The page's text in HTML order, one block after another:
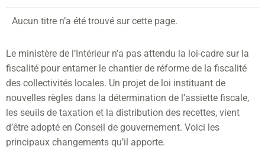
Aucun titre n’a été trouvé sur cette page.
Le ministère de l’Intérieur n’a pas attendu la loi-cadre sur la
fiscalité pour entamer le chantier de réforme de la fiscalité
des collectivités locales. Un projet de loi instituant de
nouvelles règles dans la détermination de l’assiette fiscale,
les seuils de taxation et la distribution des recettes, vient
d’être adopté en Conseil de gouvernement. Voici les
principaux changements qu’il apporte.